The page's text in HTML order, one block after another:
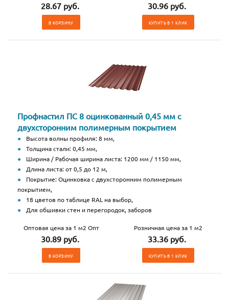
28.67 руб.
В КОРЗИНУ
30.96 руб.
КУПИТЬ В 1 КЛИК
Профнастил ПС 8 оцинкованный 0,45 мм с
двухсторонним полимерным покрытием
Высота волны профиля: 8 мм,
Толщина стали: 0,45 мм,
Ширина / Рабочая ширина листа: 1200 мм / 1150 мм,
Длина листа: от 0,5 до 12 м,
Покрытие: Оцинковка с двухсторонним полимерным
покрытием,
18 цветов по таблице RAL на выбор,
Для обшивки стен и перегородок, заборов
Оптовая цена за 1 м2 Опт
30.89 руб.
В КОРЗИНУ
Розничная цена за 1 м2
33.36 руб.
КУПИТЬ В 1 КЛИК